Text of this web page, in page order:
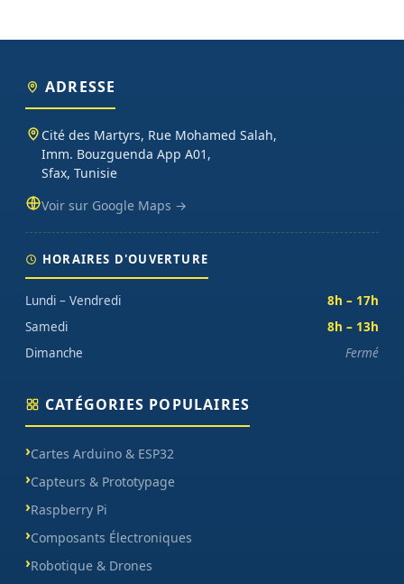
ADRESSE
Cité des Martyrs, Rue Mohamed Salah,
Imm. Bouzguenda App A01,
Sfax, Tunisie
Voir sur Google Maps →
HORAIRES D'OUVERTURE
Lundi – Vendredi
8h – 17h
Samedi
8h – 13h
Dimanche
Fermé
CATÉGORIES POPULAIRES
Cartes Arduino & ESP32
Capteurs & Prototypage
Raspberry Pi
Composants Électroniques
Robotique & Drones